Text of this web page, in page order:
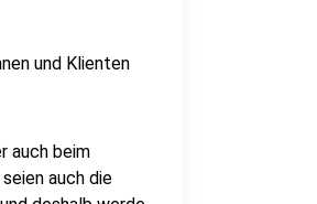
und Klienten
auch beim
auch die